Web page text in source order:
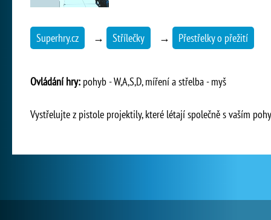
Superhry.cz → Střílečky → Přestřelky o přežití
Ovládání hry: pohyb - W,A,S,D, míření a střelba - myš
Vystřelujte z pistole projektily, které létají společně s vaším